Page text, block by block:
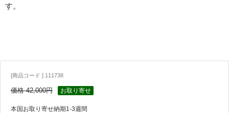
す。
[商品コード ] 111738
価格 42,000円 お取り寄せ
本国お取り寄せ納期1-3週間